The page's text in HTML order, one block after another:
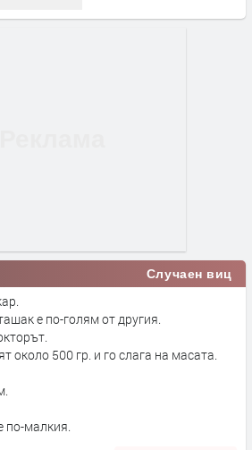
Случаен виц
е по-голям от другия.
около 500 гр. и го слага на масата.
по-малкия.